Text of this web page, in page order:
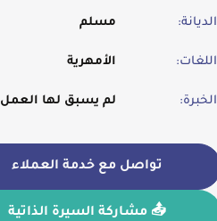
الديانة: مسلم
اللغات: الأمهرية
الخبرة: لم يسبق لها العمل
تواصل مع خدمة العملاء
📤 مشاركة السيرة الذاتية